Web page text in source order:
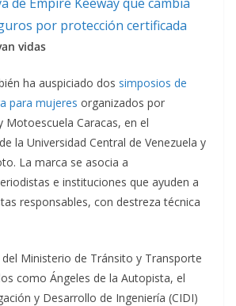
vidas
ha auspiciado dos simposios de
para mujeres organizados por
Motoescuela Caracas, en el
la Universidad Central de Venezuela y
La marca se asocia a
e instituciones que ayuden a
responsables, con destreza técnica
Ministerio de Tránsito y Transporte
como Ángeles de la Autopista, el
y Desarrollo de Ingeniería (CIDI)